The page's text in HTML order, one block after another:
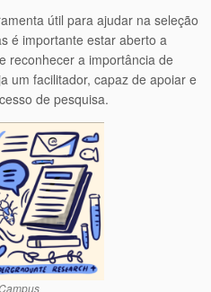
útil para ajudar na seleção
é importante estar aberto a
reconhecer a importância de
um facilitador, capaz de apoiar e
de pesquisa.